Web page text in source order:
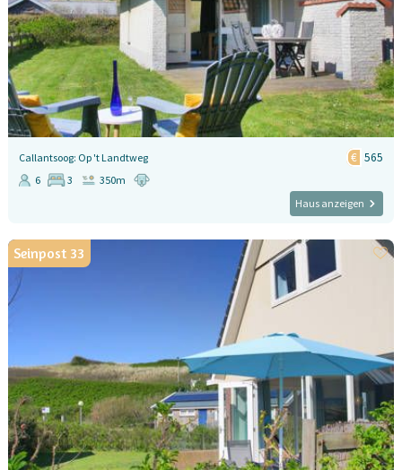
Callantsoog: Op 't Landtweg 565
6 3
350m
Haus anzeigen
Seinpost 33